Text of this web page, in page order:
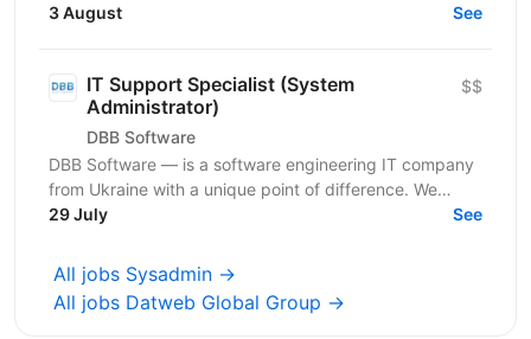
по всьому світу: стабільність, швидкість і сервіс
3 August See
IT Support Specialist (System
Administrator)
DBB Software
$$
DBB Software — is a software engineering IT company
from Ukraine with a unique point of difference. We
provide an exciting concept involving highly trained...
29 July See
All jobs Sysadmin →
All jobs Datweb Global Group →